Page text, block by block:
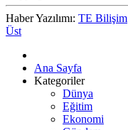
Haber Yazılımı: TE Bilişim
Üst
Ana Sayfa
Kategoriler
Dünya
Eğitim
Ekonomi